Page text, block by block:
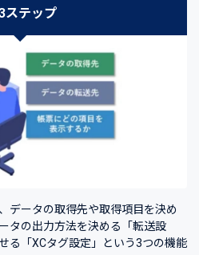
ステップ
データの取得先や取得項目を決め
タの出力方法を決める「転送設
る「XCタグ設定」という3つの機能